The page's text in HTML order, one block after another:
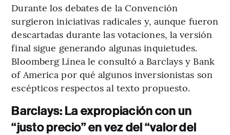
Durante los debates de la Convención
surgieron iniciativas radicales y, aunque fueron
descartadas durante las votaciones, la versión
final sigue generando algunas inquietudes.
Bloomberg Línea le consultó a Barclays y Bank
of America por qué algunos inversionistas son
escépticos respectos al texto propuesto.
Barclays: La expropiación con un
“justo precio” en vez del “valor del